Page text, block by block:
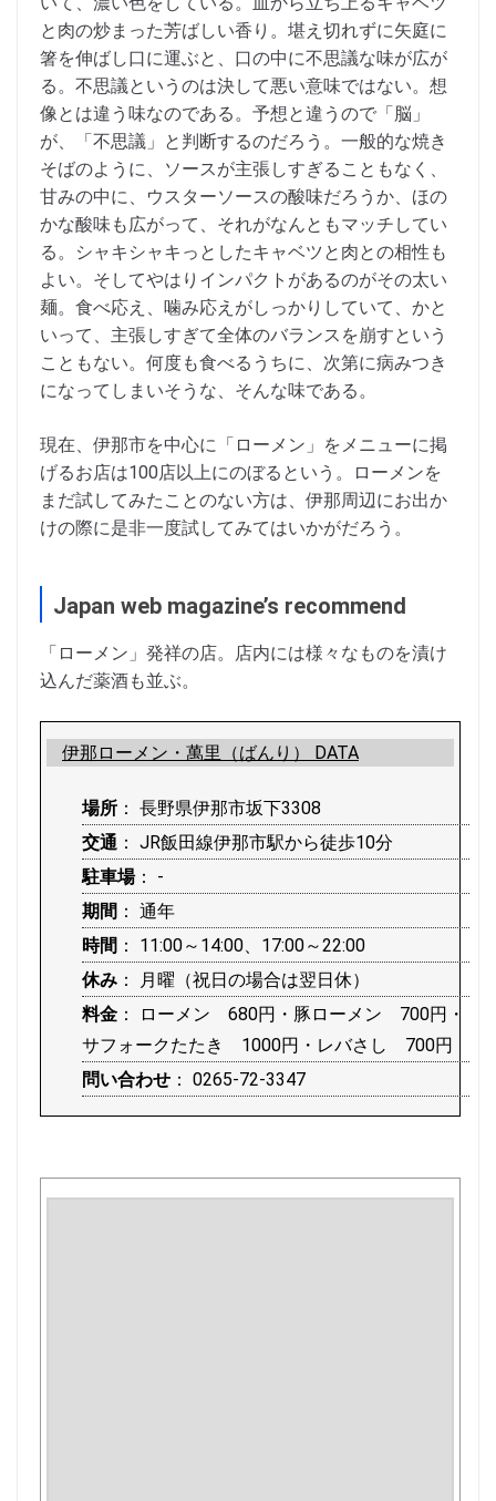
と肉の炒まった芳ばしい香り。堪え切れずに矢庭に
箸を伸ばし口に運ぶと、口の中に不思議な味が広が
る。不思議というのは決して悪い意味ではない。想
像とは違う味なのである。予想と違うので「脳」
が、「不思議」と判断するのだろう。一般的な焼き
そばのように、ソースが主張しすぎることもなく、
甘みの中に、ウスターソースの酸味だろうか、ほの
かな酸味も広がって、それがなんともマッチしてい
る。シャキシャキっとしたキャベツと肉との相性も
よい。そしてやはりインパクトがあるのがその太い
麺。食べ応え、噛み応えがしっかりしていて、かと
いって、主張しすぎて全体のバランスを崩すという
こともない。何度も食べるうちに、次第に病みつき
になってしまいそうな、そんな味である。
現在、伊那市を中心に「ローメン」をメニューに掲
げるお店は100店以上にのぼるという。ローメンを
まだ試してみたことのない方は、伊那周辺にお出か
けの際に是非一度試してみてはいかがだろう。
Japan web magazine’s recommend
「ローメン」発祥の店。店内には様々なものを漬け
込んだ薬酒も並ぶ。
伊那ローメン・萬里（ばんり） DATA
場所 ： 長野県伊那市坂下3308
交通 ： JR飯田線伊那市駅から徒歩10分
駐車場： ‐
期間 ： 通年
時間 ： 11:00～14:00、17:00～22:00
休み ： 月曜（祝日の場合は翌日休）
料金 ： ローメン 680円・豚ローメン 700円・
サフォークたたき 1000円・レバさし 700円
問い合わせ ： 0265-72-3347